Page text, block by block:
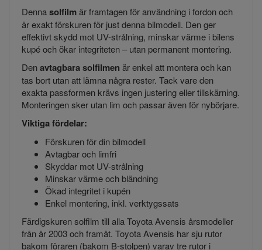
Dennasolfilmär framtagen för användning i fordon och
är exakt förskuren för just denna bilmodell. Den ger
effektivt skydd mot UV-strålning, minskar värme i bilens
kupé och ökar integriteten – utan permanent montering.
Denavtagbara solfilmen är enkel att montera och kan
tas bort utan att lämna några rester. Tack vare den
exakta passformen krävs ingen justering eller tillskärning.
Monteringen sker utan lim och passar även för nybörjare.
Viktiga fördelar:
Förskuren för din bilmodell
Avtagbar och limfri
Skyddar mot UV-strålning
Minskar värme och bländning
Ökad integritet i kupén
Enkel montering, inkl. verktygssats
Färdigskuren solfilm till alla Toyota Avensis årsmodeller
från år 2003 och framåt. Toyota Avensis har sju rutor
bakom föraren (bakom B-stolpen) varav tre rutor i